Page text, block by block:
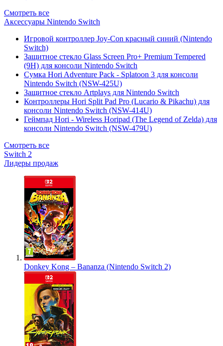
Смотреть все
Аксессуары Nintendo Switch
Игровой контроллер Joy-Con красный синий (Nintendo
Switch)
Защитное стекло Glass Screen Pro+ Premium Tempered
(9H) для консоли Nintendo Switch
Сумка Hori Adventure Pack - Splatoon 3 для консоли
Nintendo Switch (NSW-425U)
Защитное стекло Artplays для Nintendo Switch
Контроллеры Hori Split Pad Pro (Lucario & Pikachu) для
консоли Nintendo Switch (NSW-414U)
Геймпад Hori - Wireless Horipad (The Legend of Zelda) для
консоли Nintendo Switch (NSW-479U)
Смотреть все
Switch 2
Лидеры продаж
Donkey Kong – Bananza (Nintendo Switch 2)